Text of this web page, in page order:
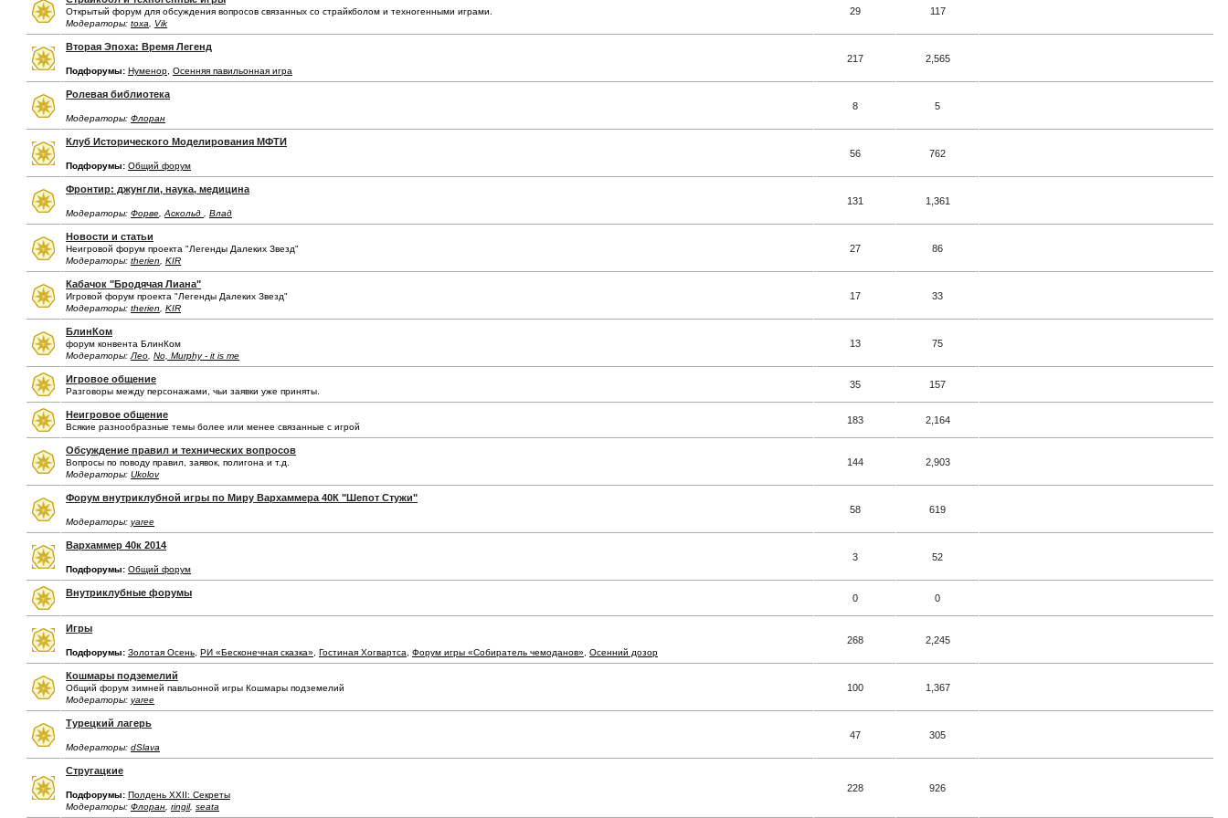
Открытый форум для обсуждения вопросов связанных со страйкболом и техногенными играми.
Модераторы: toxa Vik
29 117
Вторая Эпоха: Время Легенд
Подфорумы: Нуменор Осенняя павильонная игра
217 2,565
Ролевая библиотека
Модераторы: Флоран
8 5
Клуб Исторического Моделирования МФТИ
Подфорумы: Общий форум
56 762
Фронтир: джунгли, наука, медицина
Модераторы: Форве Аскольд Влад
131 1,361
Новости и статьи
Неигровой форум проекта "Легенды Далеких Звезд"
Модераторы: therien KIR
27 86
Кабачок "Бродячая Лиана"
Игровой форум проекта "Легенды Далеких Звезд"
Модераторы: therien KIR
17 33
БлинКом
форум конвента БлинКом
Модераторы: Лео No, Murphy - it is me
13 75
Игровое общение
Разговоры между персонажами, чьи заявки уже приняты.
35 157
Неигровое общение
Всякие разнообразные темы более или менее связанные с игрой
183 2,164
Обсуждение правил и технических вопросов
Вопросы по поводу правил, заявок, полигона и т.д.
Модераторы: Ukolov
144 2,903
Форум внутриклубной игры по Миру Вархаммера 40К "Шепот Стужи"
Модераторы: yaree
58 619
Вархаммер 40к 2014
Подфорумы: Общий форум
3 52
Внутриклубные форумы 0 0
Игры
Подфорумы: Золотая Осень РИ «Бесконечная сказка» Гостиная Хогвартса Форум игры «Собиратель чемоданов» Осенний дозор
268 2,245
Кошмары подземелий
Общий форум зимней павльонной игры Кошмары подземелий
Модераторы: yaree
100 1,367
Турецкий лагерь
Модераторы: dSlava
47 305
Стругацкие
Подфорумы: Полдень XXII: Секреты
Модераторы: Флоран ringil, seata
228 926